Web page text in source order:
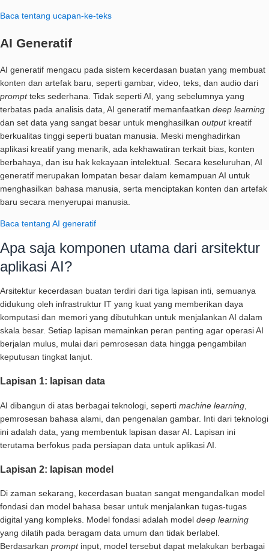
Baca tentang ucapan-ke-teks
AI Generatif
AI generatif mengacu pada sistem kecerdasan buatan yang membuat
konten dan artefak baru, seperti gambar, video, teks, dan audio dari
promptteks sederhana. Tidak seperti AI, yang sebelumnya yang
terbatas pada analisis data, AI generatif memanfaatkan deep learning
dan set data yang sangat besar untuk menghasilkan output kreatif
berkualitas tinggi seperti buatan manusia. Meski menghadirkan
aplikasi kreatif yang menarik, ada kekhawatiran terkait bias, konten
berbahaya, dan isu hak kekayaan intelektual. Secara keseluruhan, AI
generatif merupakan lompatan besar dalam kemampuan AI untuk
menghasilkan bahasa manusia, serta menciptakan konten dan artefak
baru secara menyerupai manusia.
Baca tentang AI generatif
Apa saja komponen utama dari arsitektur
aplikasi AI?
Arsitektur kecerdasan buatan terdiri dari tiga lapisan inti, semuanya
didukung oleh infrastruktur IT yang kuat yang memberikan daya
komputasi dan memori yang dibutuhkan untuk menjalankan AI dalam
skala besar. Setiap lapisan memainkan peran penting agar operasi AI
berjalan mulus, mulai dari pemrosesan data hingga pengambilan
keputusan tingkat lanjut.
Lapisan 1: lapisan data
AI dibangun di atas berbagai teknologi, seperti machine learning
pemrosesan bahasa alami, dan pengenalan gambar. Inti dari teknologi
ini adalah data, yang membentuk lapisan dasar AI. Lapisan ini
terutama berfokus pada persiapan data untuk aplikasi AI.
Lapisan 2: lapisan model
Di zaman sekarang, kecerdasan buatan sangat mengandalkan model
fondasi dan model bahasa besar untuk menjalankan tugas-tugas
digital yang kompleks. Model fondasi adalah model deep learning
yang dilatih pada beragam data umum dan tidak berlabel.
Berdasarkan prompt input, model tersebut dapat melakukan berbagai